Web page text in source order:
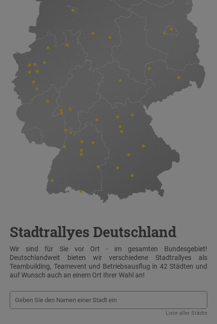
Stadtrallyes Deutschland
Wir sind für Sie vor Ort - im gesamten Bundesgebiet!
Deutschlandweit bieten wir verschiedene Stadtrallyes als
Teambuilding, Teamevent und Betriebsausflug in 42 Städten und
auf Wunsch auch an einem Ort Ihrer Wahl an!
Liste aller Städte